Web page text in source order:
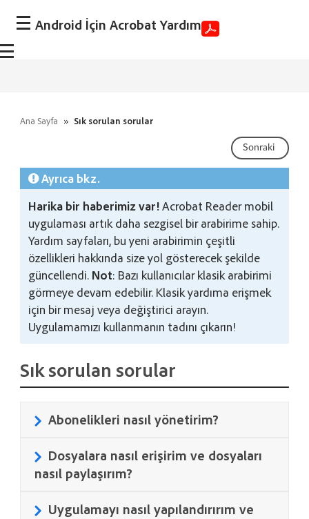
Android İçin Acrobat Yardım
Ana Sayfa » Sık sorulan sorular
Sonraki
Ayrıca bkz.
Harika bir haberimiz var!Acrobat Reader mobil
uygulaması artık daha sezgisel bir arabirime sahip.
Yardım sayfaları, bu yeni arabirimin çeşitli
özellikleri hakkında size yol gösterecek şekilde
güncellendi. Not: Bazı kullanıcılar klasik arabirimi
görmeye devam edebilir. Klasik yardıma erişmek
için bir mesaj veya değiştirici arayın.
Uygulamamızı kullanmanın tadını çıkarın!
Sık sorulan sorular
Abonelikleri nasıl yönetirim?
Dosyalara nasıl erişirim ve dosyaları
nasıl paylaşırım?
Uygulamayı nasıl yapılandırırım ve